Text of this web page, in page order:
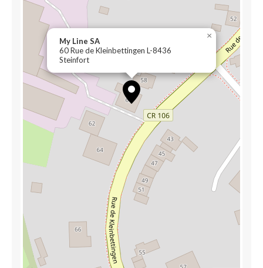
My Line SA
60 Rue de Kleinbettingen L-8436
Steinfort
×